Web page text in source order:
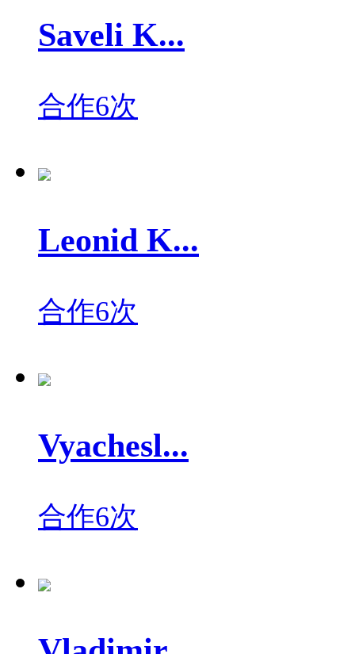
Saveli K...
合作6次
Leonid K...
合作6次
Vyachesl...
合作6次